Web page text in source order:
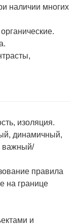
наличии многих
изоляция.
динамичный,
важный/
правила
на границе
и